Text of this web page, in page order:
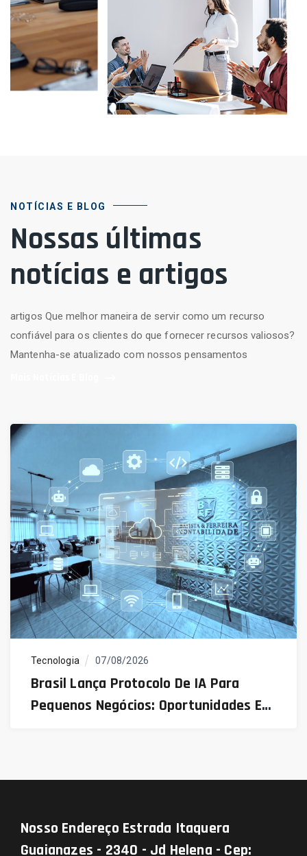
NOTÍCIAS E BLOG
Nossas últimas
notícias e artigos
artigos Que melhor maneira de servir como um recurso
confiável para os clientes do que fornecer recursos valiosos?
Mantenha-se atualizado com nossos pensamentos
Tecnologia 07/08/2026
Brasil Lança Protocolo De IA Para
Pequenos Negócios: Oportunidades E
Nosso Endereço Estrada Itaquera
Guaianazes - 2340 - Jd Helena - Cep: